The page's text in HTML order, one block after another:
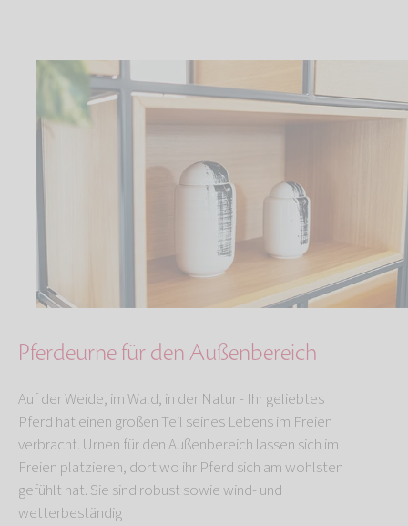
Pferdeurne für den Außenbereich
Auf der Weide, im Wald, in der Natur - Ihr geliebtes
Pferd hat einen großen Teil seines Lebens im Freien
verbracht. Urnen für den Außenbereich lassen sich im
Freien platzieren, dort wo ihr Pferd sich am wohlsten
gefühlt hat. Sie sind robust sowie wind- und
wetterbeständig